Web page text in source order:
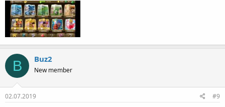
B Buz2
New member
02.07.2019 #9